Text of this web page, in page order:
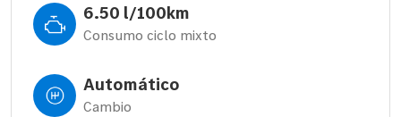
6.50 l/100km
Consumo ciclo mixto
Automático
Cambio